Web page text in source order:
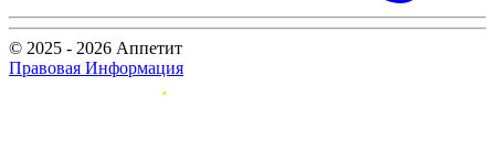
© 2025 - 2026 Аппетит
Правовая Информация